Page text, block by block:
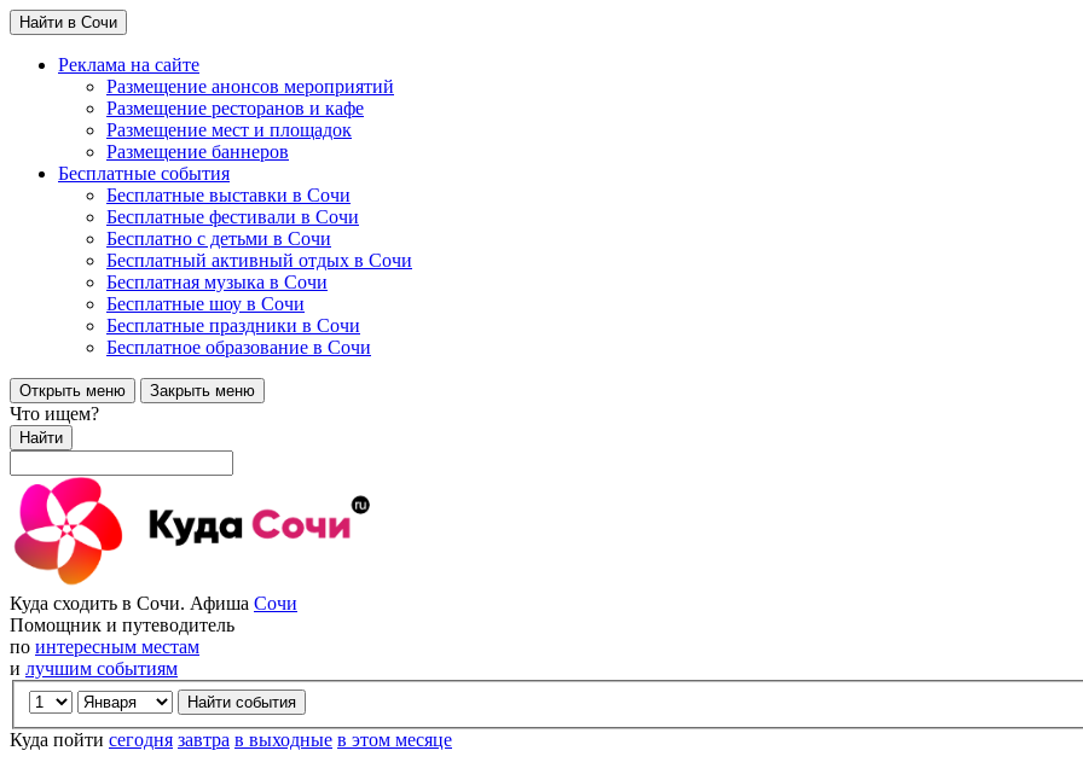
Найти в Сочи
Реклама на сайте
Размещение анонсов мероприятий
Размещение ресторанов и кафе
Размещение мест и площадок
Размещение баннеров
Бесплатные события
Бесплатные выставки в Сочи
Бесплатные фестивали в Сочи
Бесплатно с детьми в Сочи
Бесплатный активный отдых в Сочи
Бесплатная музыка в Сочи
Бесплатные шоу в Сочи
Бесплатные праздники в Сочи
Бесплатное образование в Сочи
Открыть меню Закрыть меню
Что ищем?
Найти
Куда сходить в Сочи. Афиша Сочи
Помощник и путеводитель
по интересным местам
и лучшим событиям
Куда пойти сегодня завтра в выходные в этом месяце